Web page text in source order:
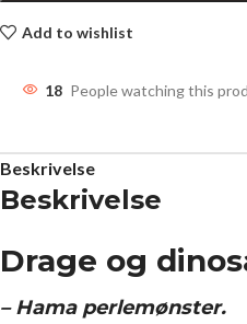
Add to wishlist
18 People watching this
Beskrivelse
Beskrivelse
Drage og
– Hama perlemønster.